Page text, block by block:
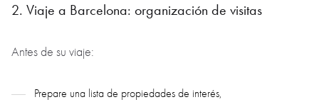
2. Viaje a Barcelona: organización de visitas
Antes de su viaje:
Prepare una lista de propiedades de interés,